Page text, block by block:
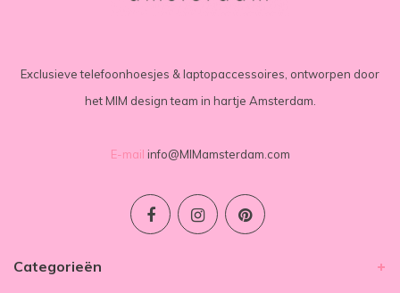
Exclusieve telefoonhoesjes & laptopaccessoires, ontworpen door
het MIM design team in hartje Amsterdam.
E-mail info@MIMamsterdam.com
Categorieën